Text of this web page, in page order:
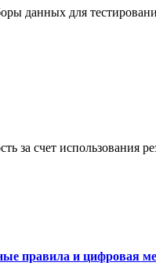
данных для
счет использования
правила и цифровая